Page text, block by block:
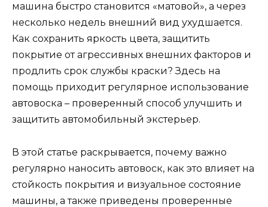
машина быстро становится «матовой», а через
несколько недель внешний вид ухудшается.
Как сохранить яркость цвета, защитить
покрытие от агрессивных внешних факторов и
продлить срок службы краски? Здесь на
помощь приходит регулярное использование
автовоска – проверенный способ улучшить и
защитить автомобильный экстерьер.
В этой статье раскрывается, почему важно
регулярно наносить автовоск, как это влияет на
стойкость покрытия и визуальное состояние
машины, а также приведены проверенные